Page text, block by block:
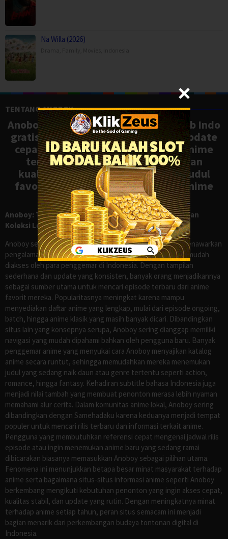
Na Willa (2026)
TENTANG ANOBOY
Anoboy adalah situs nonton anime sub Indo
gratis dengan koleksi lengkap dan update
cepat, mirip Samehadaku. Tonton anime
terbaru, ongoing, dan batch dengan
kualitas HD tanpa ribet. Temukan judul
favoritmu dan nikmati streaming anime
terbaik kapan saja.
Anoboy: Tempat Nonton Anime Sub Indo Gratis dengan
Koleksi Lengkap seperti Samehadaku
Anoboy sejak lama dikenal sebagai salah satu situs yang menawarkan
pengalaman menonton anime sub Indo secara praktis dan mudah
diakses oleh para penggemar di Indonesia. Dengan tampilan
sederhana dan update yang konsisten, banyak orang menjadikannya
sebagai sumber utama untuk mencari episode terbaru dari anime
favorit mereka. Popularitasnya meningkat karena mampu
menyediakan daftar anime yang lengkap, mulai dari episode ongoing,
batch, hingga anime klasik yang masih banyak dicari. Dibandingkan
situs lain yang konsepnya serupa, Anoboy sering dianggap memiliki
navigasi yang mudah dipahami bahkan oleh pengguna baru. Banyak
penggemar anime yang menyukai cara Anoboy menyajikan katalog
anime secara runtut, sehingga memudahkan mereka menemukan
judul yang sedang naik daun atau genre tertentu seperti action,
romance, hingga fantasy. Kehadiran subtitle bahasa Indonesia juga
menjadi nilai tambah yang membuat penonton merasa lebih nyaman
memahami alur cerita. Dalam komunitas anime lokal, Anoboy sering
dibandingkan dengan Samehadaku karena keduanya menjadi tempat
populer untuk mencari rilis terbaru dan informasi terkait anime.
Pengguna yang membutuhkan referensi cepat mengenai jadwal rilis
episode atau ingin menemukan anime baru yang sedang ramai
dibicarakan biasanya memasukkan Anoboy sebagai pilihan utama.
Fenomena ini menunjukkan betapa besar minat masyarakat terhadap
anime serta bagaimana situs-situs informasi anime seperti Anoboy
berkembang mengikuti kebutuhan penonton yang ingin akses cepat,
kualitas stabil, dan update yang rutin. Dengan meningkatnya minat
terhadap anime setiap tahun, peran situs semacam ini menjadi
bagian menarik dari perkembangan budaya tontonan digital di
Indonesia.